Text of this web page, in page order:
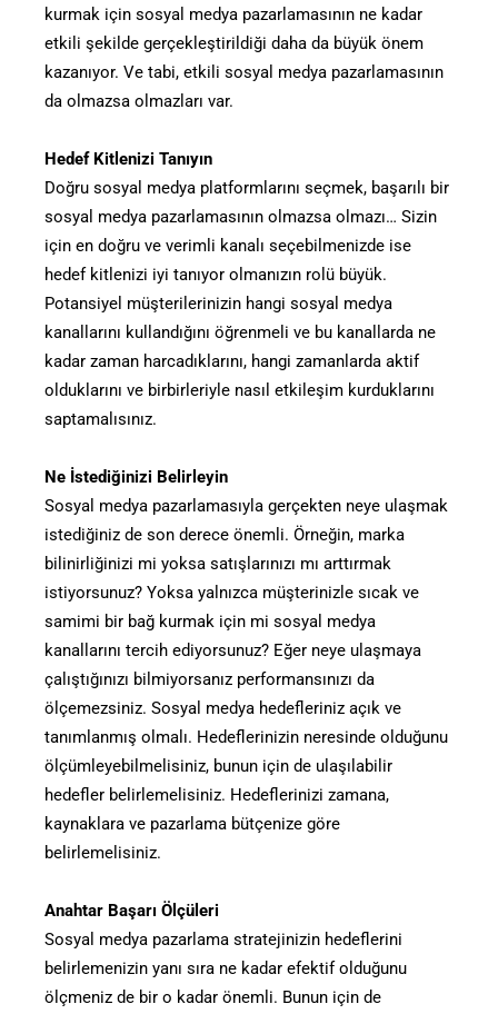
kurmak için sosyal medya pazarlamasının ne kadar
etkili şekilde gerçekleştirildiği daha da büyük önem
kazanıyor. Ve tabi, etkili sosyal medya pazarlamasının
da olmazsa olmazları var.
Hedef Kitlenizi Tanıyın
Doğru sosyal medya platformlarını seçmek, başarılı bir
sosyal medya pazarlamasının olmazsa olmazı… Sizin
için en doğru ve verimli kanalı seçebilmenizde ise
hedef kitlenizi iyi tanıyor olmanızın rolü büyük.
Potansiyel müşterilerinizin hangi sosyal medya
kanallarını kullandığını öğrenmeli ve bu kanallarda ne
kadar zaman harcadıklarını, hangi zamanlarda aktif
olduklarını ve birbirleriyle nasıl etkileşim kurduklarını
saptamalısınız.
Ne İstediğinizi Belirleyin
Sosyal medya pazarlamasıyla gerçekten neye ulaşmak
istediğiniz de son derece önemli. Örneğin, marka
bilinirliğinizi mi yoksa satışlarınızı mı arttırmak
istiyorsunuz? Yoksa yalnızca müşterinizle sıcak ve
samimi bir bağ kurmak için mi sosyal medya
kanallarını tercih ediyorsunuz? Eğer neye ulaşmaya
çalıştığınızı bilmiyorsanız performansınızı da
ölçemezsiniz. Sosyal medya hedefleriniz açık ve
tanımlanmış olmalı. Hedeflerinizin neresinde olduğunu
ölçümleyebilmelisiniz, bunun için de ulaşılabilir
hedefler belirlemelisiniz. Hedeflerinizi zamana,
kaynaklara ve pazarlama bütçenize göre
belirlemelisiniz.
Anahtar Başarı Ölçüleri
Sosyal medya pazarlama stratejinizin hedeflerini
belirlemenizin yanı sıra ne kadar efektif olduğunu
ölçmeniz de bir o kadar önemli. Bunun için de